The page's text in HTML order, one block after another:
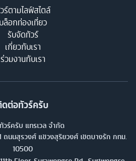
ร์ตามไลฟ์สไตล์
บล็อกท่องเที่ยว
รับจัดทัวร์
เกี่ยวกับเรา
ร่วมงานกับเรา
ต่อทัวร์ครับ
วร์ครับ แทรเวล จำกัด
ถนนสุรวงศ์ แขวงสุริยวงศ์ เขตบางรัก กทม.
10500